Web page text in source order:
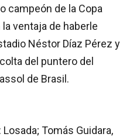
campeón de la Copa
ventaja de haberle
Néstor Díaz Pérez y
del puntero del
de Brasil.
Tomás Guidara,